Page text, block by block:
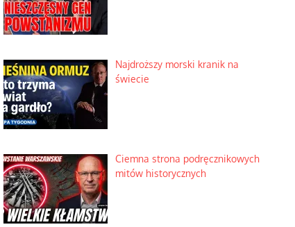
Najdroższy morski kranik na
świecie
Ciemna strona podręcznikowych
mitów historycznych